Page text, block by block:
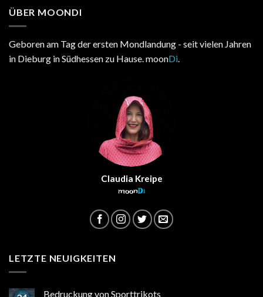
ÜBER MOONDI
Geboren am Tag der ersten Mondlandung - seit vielen Jahren
in Dieburg in Südhessen zu Hause. moonDi.
Claudia Kreipe
moonDi
LETZTE NEUIGKEITEN
Bedruckung von Sporttrikots